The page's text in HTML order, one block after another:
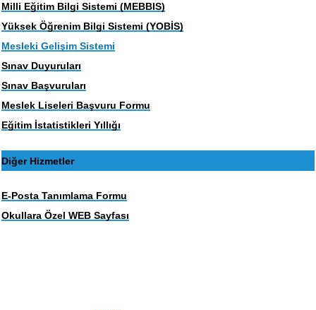
Milli Eğitim Bilgi Sistemi (MEBBIS)
Yüksek Öğrenim Bilgi Sistemi (YOBİS)
Mesleki Gelişim Sistemi
Sınav Duyuruları
Sınav Başvuruları
Meslek Liseleri Başvuru Formu
Eğitim İstatistikleri Yıllığı
Diğer Hizmetler
E-Posta Tanımlama Formu
Okullara Özel WEB Sayfası